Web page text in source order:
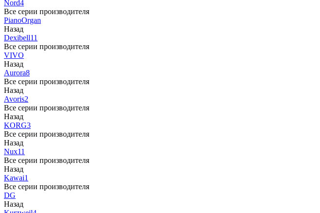
Nord4
Все серии производителя
PianoOrgan
Назад
Dexibell11
Все серии производителя
VIVO
Назад
Aurora8
Все серии производителя
Назад
Avoris2
Все серии производителя
Назад
KORG3
Все серии производителя
Назад
Nux11
Все серии производителя
Назад
Kawai1
Все серии производителя
DG
Назад